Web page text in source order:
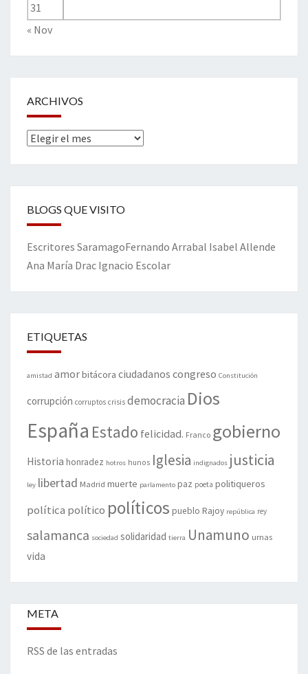
31
« Nov
ARCHIVOS
Archivos
BLOGS QUE VISITO
Escritores SaramagoFernando Arrabal Isabel Allende
Ana María Drac Ignacio Escolar
ETIQUETAS
amistad amorbitácora ciudadanos congreso Constitución
corrupción corruptos crisis democracia Dios
España Estado felicidad. Franco gobierno
Historia honradez hotros hunos Iglesia indignados justicia
ley libertad Madrid muerte parlamento paz poeta politiqueros
política político políticos pueblo Rajoy república rey
salamanca sociedad solidaridad tierra Unamuno urnas
vida
META
RSS de las entradas